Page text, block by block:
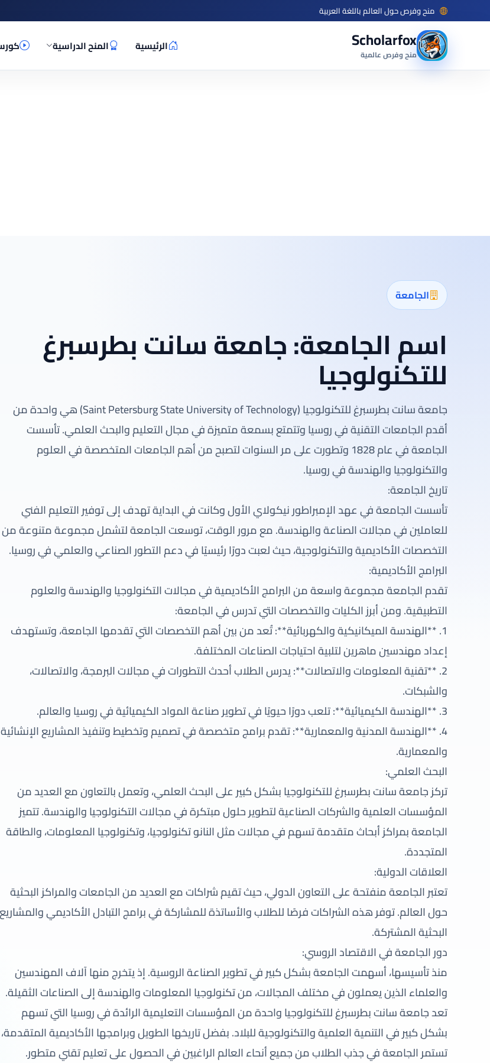
منح وفرص حول العالم باللغة العربية
Scholarfox
منح وفرص عالمية
الرئيسية المنح الدراسية
الجامعة
اسم الجامعة:جامعة سانت بطرسبرغ
للتكنولوجيا
جامعة سانت بطرسبرغ للتكنولوجيا (Saint Petersburg State University of Technology) هي واحدة من
أقدم الجامعات التقنية في روسيا وتتمتع بسمعة متميزة في مجال التعليم والبحث العلمي. تأسست
الجامعة في عام 1828 وتطورت على مر السنوات لتصبح من أهم الجامعات المتخصصة في العلوم
والتكنولوجيا والهندسة في روسيا.
تاريخ الجامعة:
تأسست الجامعة في عهد الإمبراطور نيكولاي الأول وكانت في البداية تهدف إلى توفير التعليم الفني
للعاملين في مجالات الصناعة والهندسة. مع مرور الوقت، توسعت الجامعة لتشمل مجموعة متنوعة من
التخصصات الأكاديمية والتكنولوجية، حيث لعبت دورًا رئيسيًا في دعم التطور الصناعي والعلمي في روسيا.
البرامج الأكاديمية:
تقدم الجامعة مجموعة واسعة من البرامج الأكاديمية في مجالات التكنولوجيا والهندسة والعلوم
التطبيقية. ومن أبرز الكليات والتخصصات التي تدرس في الجامعة:
1. **الهندسة الميكانيكية والكهربائية**: تُعد من بين أهم التخصصات التي تقدمها الجامعة، وتستهدف
إعداد مهندسين ماهرين لتلبية احتياجات الصناعات المختلفة.
2. **تقنية المعلومات والاتصالات**: يدرس الطلاب أحدث التطورات في مجالات البرمجة، والاتصالات،
والشبكات.
3. **الهندسة الكيميائية**: تلعب دورًا حيويًا في تطوير صناعة المواد الكيميائية في روسيا والعالم.
4. **الهندسة المدنية والمعمارية**: تقدم برامج متخصصة في تصميم وتخطيط وتنفيذ المشاريع الإنشائية
والمعمارية.
البحث العلمي:
تركز جامعة سانت بطرسبرغ للتكنولوجيا بشكل كبير على البحث العلمي، وتعمل بالتعاون مع العديد من
المؤسسات العلمية والشركات الصناعية لتطوير حلول مبتكرة في مجالات التكنولوجيا والهندسة. تتميز
الجامعة بمراكز أبحاث متقدمة تسهم في مجالات مثل النانو تكنولوجيا، وتكنولوجيا المعلومات، والطاقة
المتجددة.
العلاقات الدولية:
تعتبر الجامعة منفتحة على التعاون الدولي، حيث تقيم شراكات مع العديد من الجامعات والمراكز البحثية
حول العالم. توفر هذه الشراكات فرصًا للطلاب والأساتذة للمشاركة في برامج التبادل الأكاديمي والمشاريع
البحثية المشتركة.
دور الجامعة في الاقتصاد الروسي:
منذ تأسيسها، أسهمت الجامعة بشكل كبير في تطوير الصناعة الروسية. إذ يتخرج منها آلاف المهندسين
والعلماء الذين يعملون في مختلف المجالات، من تكنولوجيا المعلومات والهندسة إلى الصناعات الثقيلة.
تعد جامعة سانت بطرسبرغ للتكنولوجيا واحدة من المؤسسات التعليمية الرائدة في روسيا التي تسهم
بشكل كبير في التنمية العلمية والتكنولوجية للبلاد. بفضل تاريخها الطويل وبرامجها الأكاديمية المتقدمة،
تستمر الجامعة في جذب الطلاب من جميع أنحاء العالم الراغبين في الحصول على تعليم تقني متطور.